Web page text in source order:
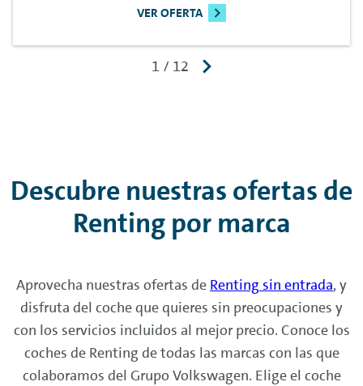
VER OFERTA
Descubre nuestras ofertas de
Rentingpor marca
Aprovecha nuestras ofertas de Renting sin entrada, y
disfruta del coche que quieres sin preocupaciones y
con los servicios incluidos al mejor precio. Conoce los
coches de Renting de todas las marcas con las que
colaboramos del Grupo Volkswagen. Elige el coche